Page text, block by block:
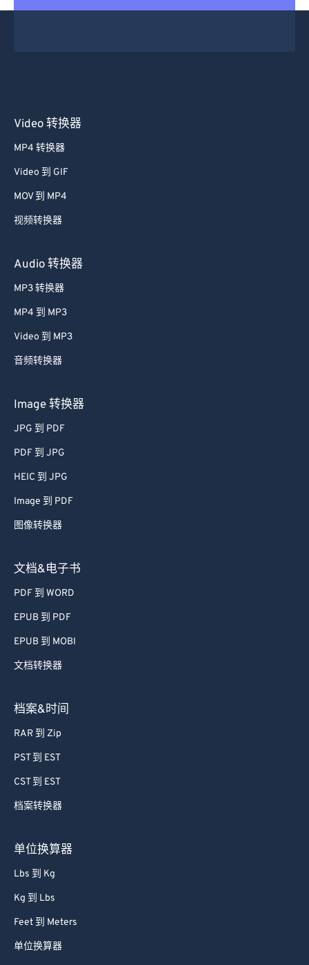
Video 转换器
MP4 转换器
Video 到 GIF
MOV 到 MP4
视频转换器
Audio 转换器
MP3 转换器
MP4 到 MP3
Video 到 MP3
音频转换器
Image 转换器
JPG 到 PDF
PDF 到 JPG
HEIC 到 JPG
Image 到 PDF
图像转换器
文档&电子书
PDF 到 WORD
EPUB 到 PDF
EPUB 到 MOBI
文档转换器
档案&时间
RAR 到 Zip
PST 到 EST
CST 到 EST
档案转换器
单位换算器
Lbs 到 Kg
Kg 到 Lbs
Feet 到 Meters
单位换算器